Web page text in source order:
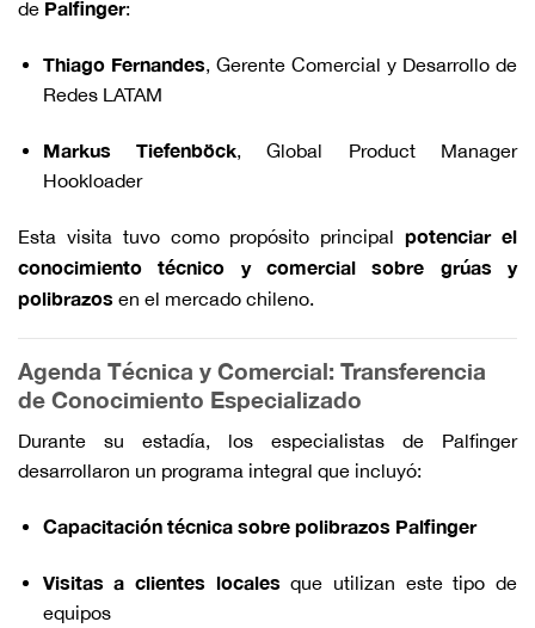
de Palfinger:
Thiago Fernandes, Gerente Comercial y Desarrollo de
Redes LATAM
Markus Tiefenböck, Global Product Manager
Hookloader
Esta visita tuvo como propósito principalpotenciar el
conocimiento técnico y comercial sobre grúas y
polibrazos en el mercado chileno.
Agenda Técnica y Comercial: Transferencia
de Conocimiento Especializado
Durante su estadía, los especialistas de Palfinger
desarrollaron un programa integral que incluyó:
Capacitación técnica sobre polibrazos Palfinger
Visitas a clientes locales que utilizan este tipo de
equipos